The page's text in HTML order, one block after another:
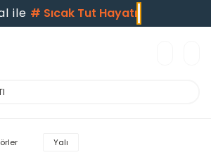
ile # Sıcak Tut Hayatı
Yalı